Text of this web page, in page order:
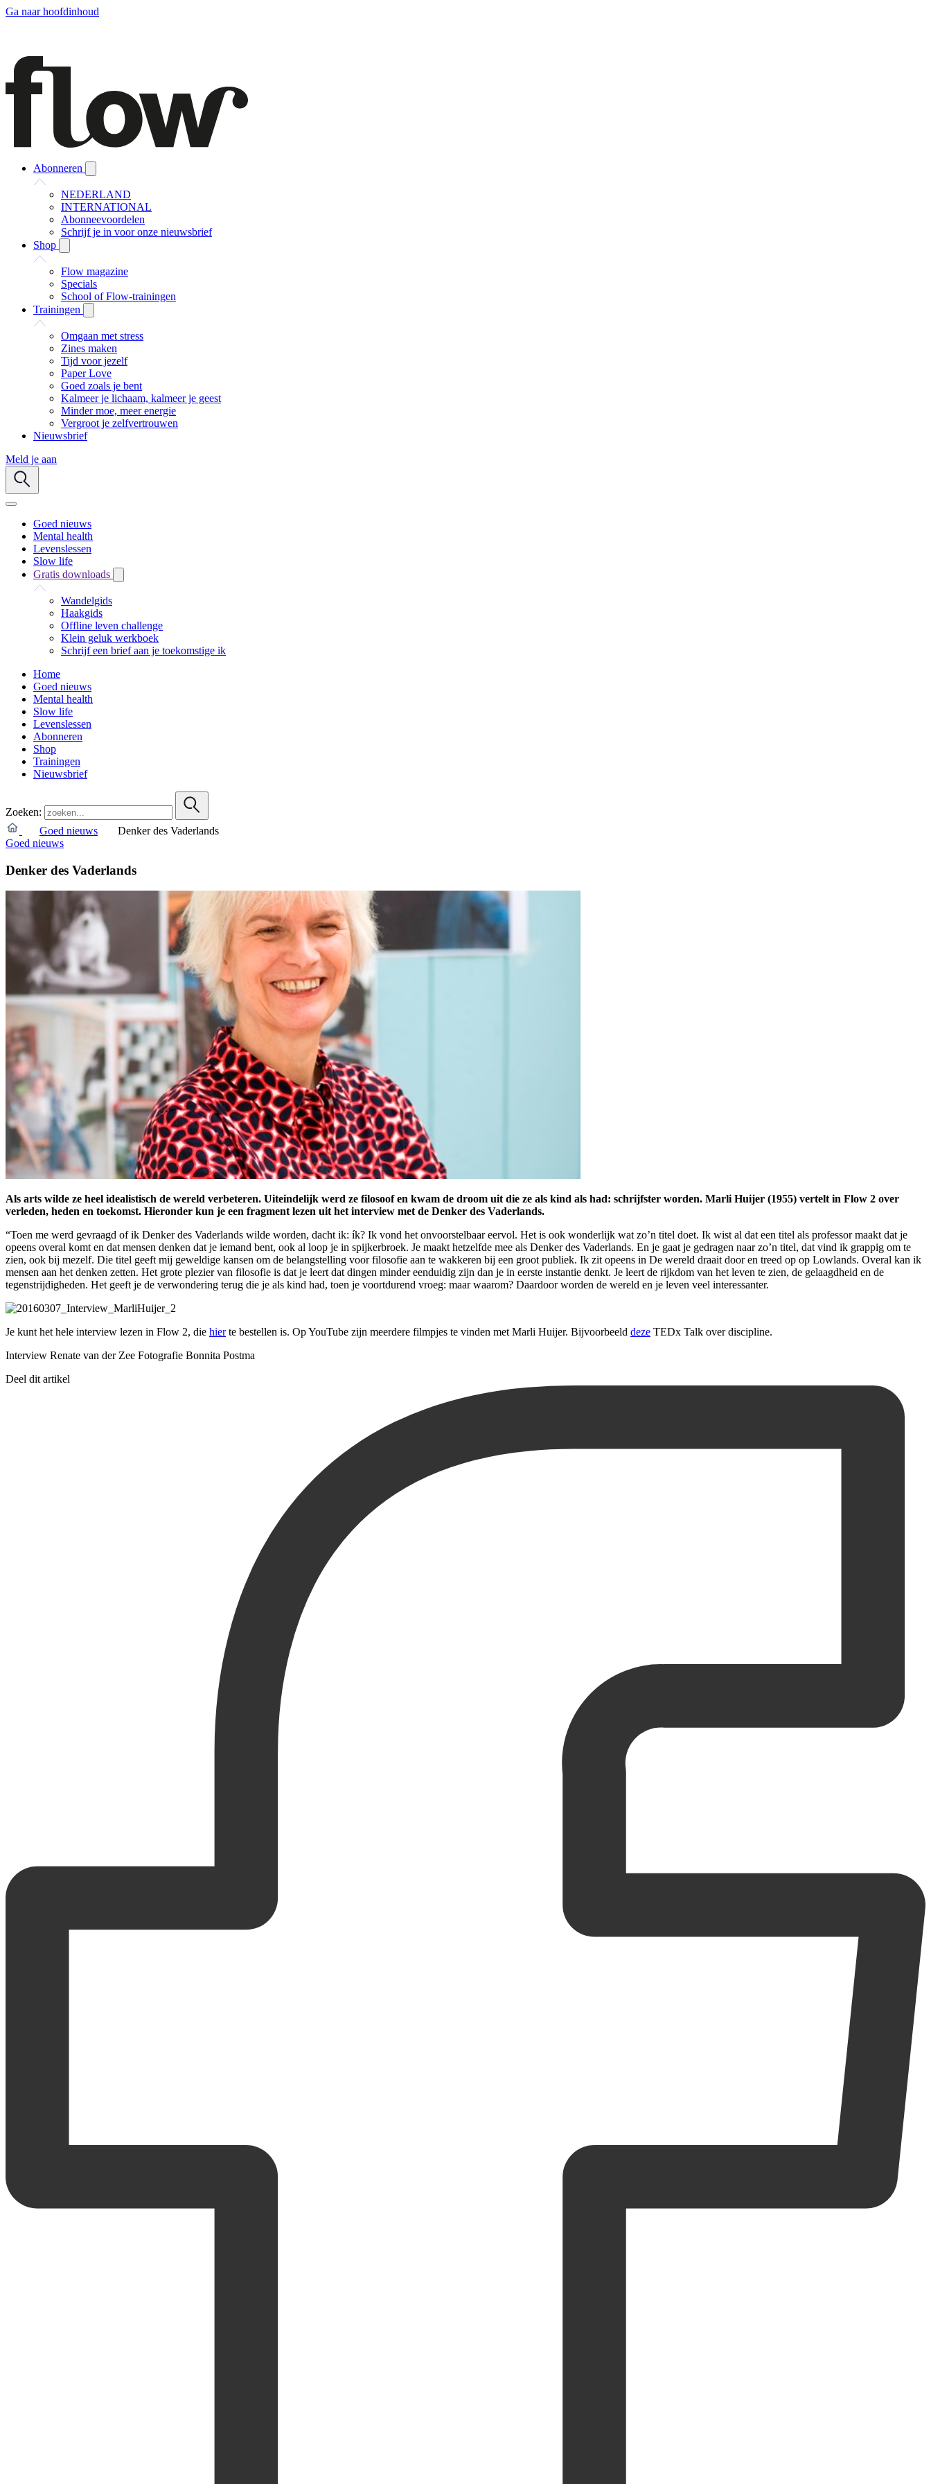
Ga naar hoofdinhoud
Abonneren
NEDERLAND
INTERNATIONAL
Abonneevoordelen
Schrijf je in voor onze nieuwsbrief
Shop
Flow magazine
Specials
School of Flow-trainingen
Trainingen
Omgaan met stress
Zines maken
Tijd voor jezelf
Paper Love
Goed zoals je bent
Kalmeer je lichaam, kalmeer je geest
Minder moe, meer energie
Vergroot je zelfvertrouwen
Nieuwsbrief
Meld je aan
Goed nieuws
Mental health
Levenslessen
Slow life
Gratis downloads
Wandelgids
Haakgids
Offline leven challenge
Klein geluk werkboek
Schrijf een brief aan je toekomstige ik
Home
Goed nieuws
Mental health
Slow life
Levenslessen
Abonneren
Shop
Trainingen
Nieuwsbrief
Zoeken:
Goed nieuws
Denker des Vaderlands
Goed nieuws
Denker des Vaderlands
Als arts wilde ze heel idealistisch de wereld verbeteren. Uiteindelijk werd ze filosoof en kwam de droom uit die ze als kind als had: schrijfster worden. Marli Huijer (1955) vertelt in Flow 2 over
verleden, heden en toekomst. Hieronder kun je een fragment lezen uit het interview met de Denker des Vaderlands.
“Toen me werd gevraagd of ik Denker des Vaderlands wilde worden, dacht ik: ík? Ik vond het onvoorstelbaar eervol. Het is ook wonderlijk wat zo’n titel doet. Ik wist al dat een titel als professor maakt dat je
opeens overal komt en dat mensen denken dat je iemand bent, ook al loop je in spijkerbroek. Je maakt hetzelfde mee als Denker des Vaderlands. En je gaat je gedragen naar zo’n titel, dat vind ik grappig om te
zien, ook bij mezelf. Die titel geeft mij geweldige kansen om de belangstelling voor filosofie aan te wakkeren bij een groot publiek. Ik zit opeens in De wereld draait door en treed op op Lowlands. Overal kan ik
mensen aan het denken zetten. Het grote plezier van filosofie is dat je leert dat dingen minder eenduidig zijn dan je in eerste instantie denkt. Je leert de rijkdom van het leven te zien, de gelaagdheid en de
tegenstrijdigheden. Het geeft je de verwondering terug die je als kind had, toen je voortdurend vroeg: maar waarom? Daardoor worden de wereld en je leven veel interessanter.
Je kunt het hele interview lezen in Flow 2, die hierte bestellen is. Op YouTube zijn meerdere filmpjes te vinden met Marli Huijer. Bijvoorbeeld deze TEDx Talk over discipline.
Interview Renate van der Zee Fotografie Bonnita Postma
Deel dit artikel